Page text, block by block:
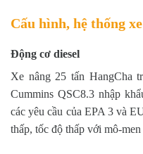
Cấu hình, hệ thống
Động cơ diesel
Xe nâng 25 tấn HangCha
Cummins QSC8.3 nhập
các yêu cầu của EPA 3 và
thấp, tốc độ thấp với mô-